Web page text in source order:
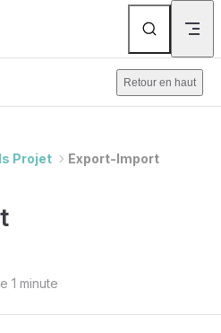
Retour en haut
Projet Export-Import
1 minute